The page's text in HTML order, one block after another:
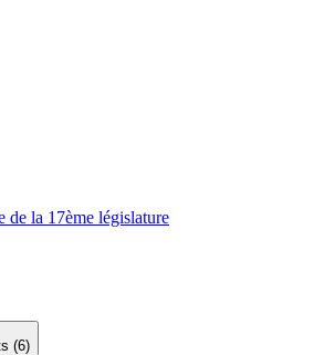
de la 17ème législature
(6)